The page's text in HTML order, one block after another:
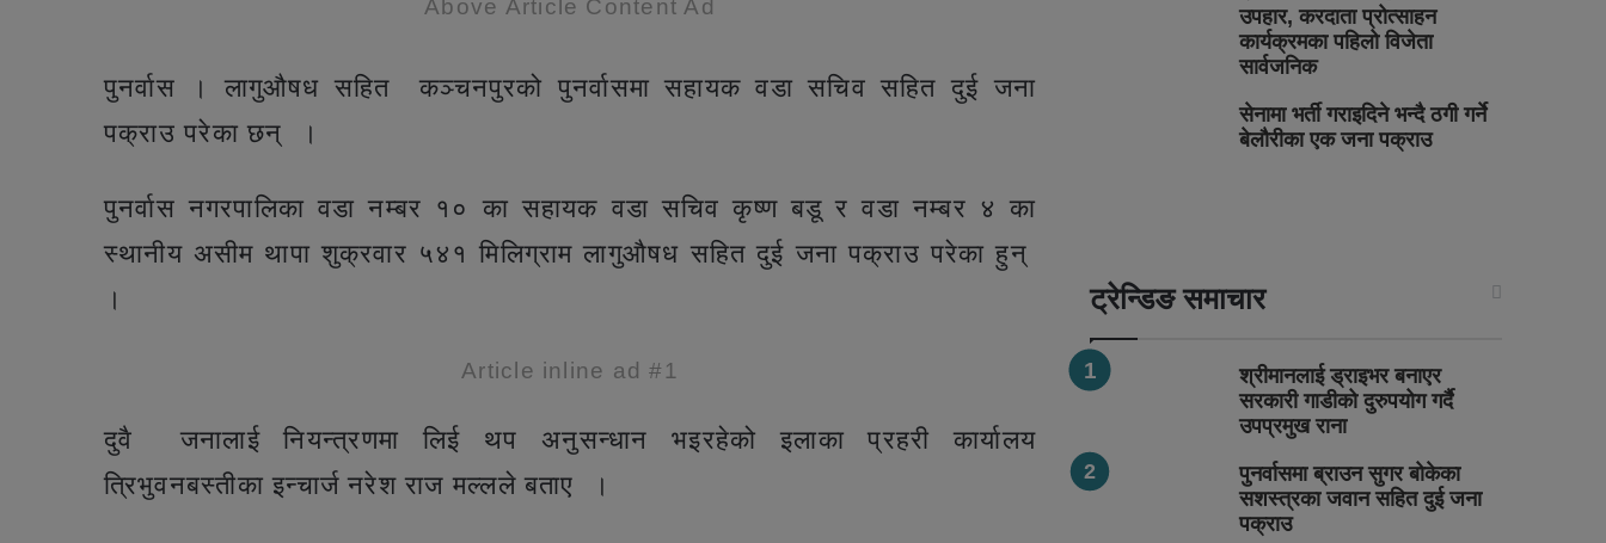
Above Article Content Ad
पुनर्वास । लागुऔषध सहित कञ्चनपुरको पुनर्वासमा सहायक वडा सचिव सहित दुई जना
पक्राउ परेका छन् ।
पुनर्वास नगरपालिका वडा नम्बर १० का सहायक वडा सचिव कृष्ण बडू र वडा नम्बर ४ का
स्थानीय असीम थापा शुक्रवार ५४१ मिलिग्राम लागुऔषध सहित दुई जना पक्राउ परेका हुन्
।
Article inline ad #1
दुवै जनालाई नियन्त्रणमा लिई थप अनुसन्धान भइरहेको इलाका प्रहरी कार्यालय
त्रिभुवनबस्तीका इन्चार्ज नरेश राज मल्लले बताए ।
उपहार, करदाता प्रोत्साहन
कार्यक्रमका पहिलो विजेता
सार्वजनिक
सेनामा भर्ती गराइदिने भन्दै ठगी गर्ने
बेलौरीका एक जना पक्राउ
ट्रेन्डिङ समाचार
श्रीमानलाई ड्राइभर बनाएर
सरकारी गाडीको दुरुपयोग गर्दै
उपप्रमुख राना
पुनर्वासमा ब्राउन सुगर बोकेका
सशस्त्रका जवान सहित दुई जना
पक्राउ